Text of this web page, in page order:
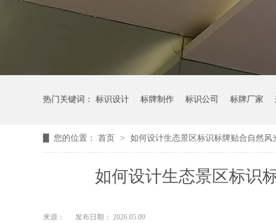
热门关键词： 标识设计 标牌制作 标识公司 标牌厂家
您的位置： 首页 > 如何设计生态景区标识标牌贴合自然风
如何设计生态景区标识
来源： 发布日期： 2026.05.09